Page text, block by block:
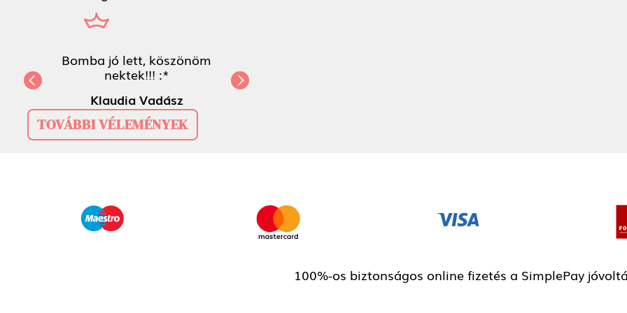
Bomba jó lett, köszönöm
nektek!!! :*
Klaudia Vadász
Previous Next
TOVÁBBI VÉLEMÉNYEK
100%-os biztonságos online fizetés a SimplePay